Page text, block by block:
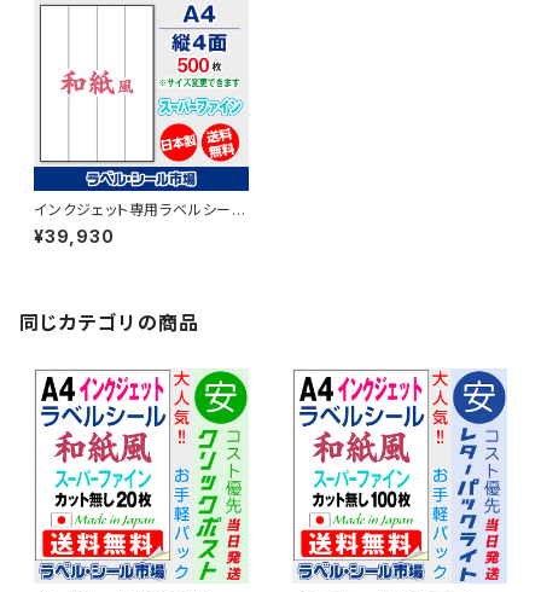
インクジェット専用ラベルシール
和紙 A4-縦4面 500枚 スーパ
ーファイン T4Y1iB【日本製】
¥39,930
同じカテゴリの商品